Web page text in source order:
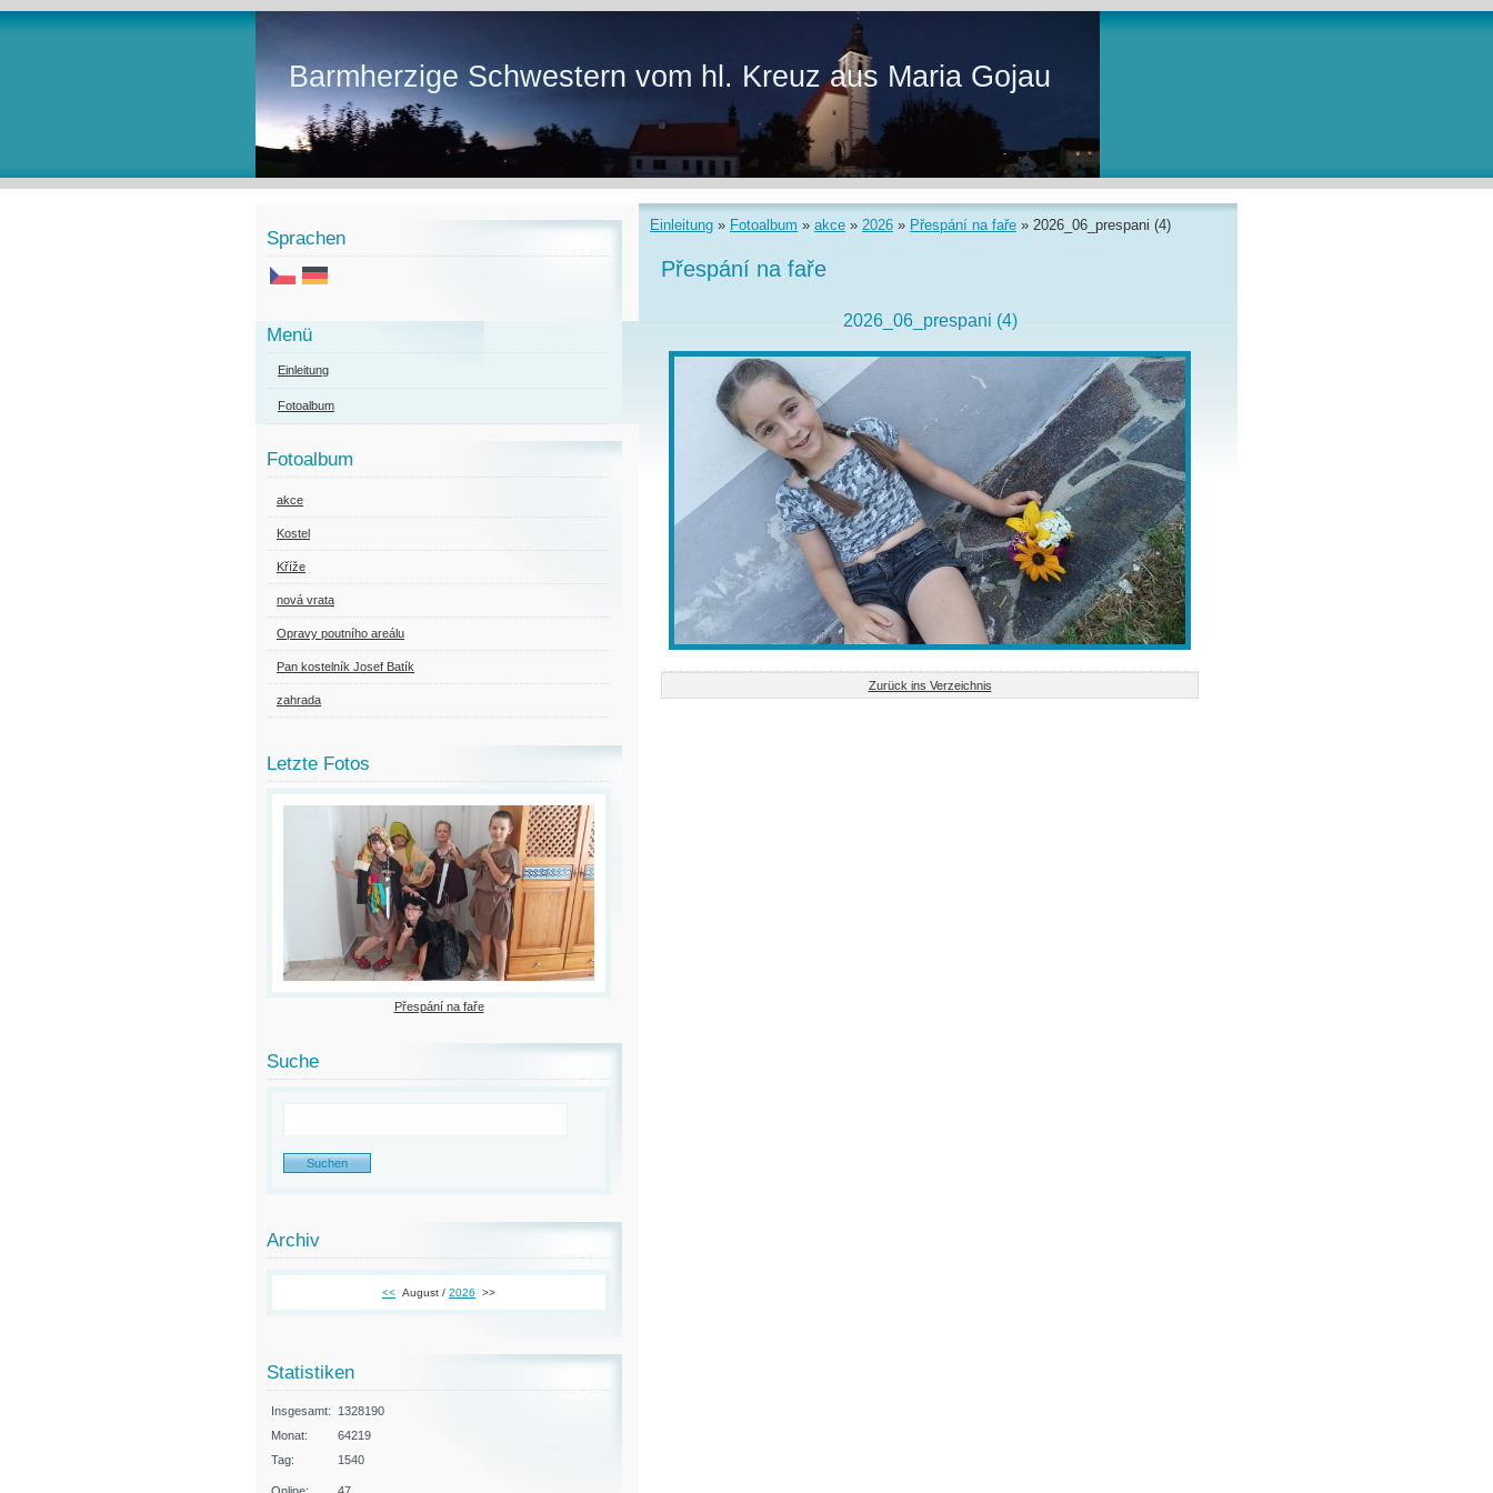
Barmherzige Schwestern vom hl. Kreuz aus Maria Gojau
Einleitung » Fotoalbum » akce » 2026 » Přespání na faře » 2026_06_prespani (4)
Přespání na faře
2026_06_prespani (4)
Zurück ins Verzeichnis
Sprachen
Menü
Einleitung
Fotoalbum
Fotoalbum
akce
Kostel
Kříže
nová vrata
Opravy poutního areálu
Pan kostelník Josef Batík
zahrada
Letzte Fotos
Přespání na faře
Suche
Archiv
<< August / 2026 >>
Statistiken
Insgesamt:
1328190
Monat:
64219
Tag:
1540